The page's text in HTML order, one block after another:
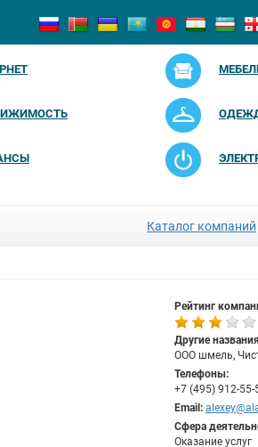
Каталог компаний
Рейтинг
Другие
ООО шмель,
Телефоны:
+7 (495) 912-55-
Email:
Сфера
Оказание услуг